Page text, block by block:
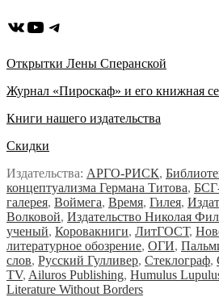
ВКонтакте
YouTube
Telegram
Открытки Лены Сперанской
Журнал «Пироскаф» и его книжная
Книги нашего издательства
Скидки
Издательства: АРГО-РИСК,
концептуализма Германа Титова,
галерея, Воймега, Время, Гилея,
Волковой, Издательство Николая
ученый, Коровакниги, ЛитГОСТ,
литературное обозрение, ОГИ,
слов, Русский Гулливер, Стеклограф,
TV, Ailuros Publishing, Humulus
Literature Without Borders